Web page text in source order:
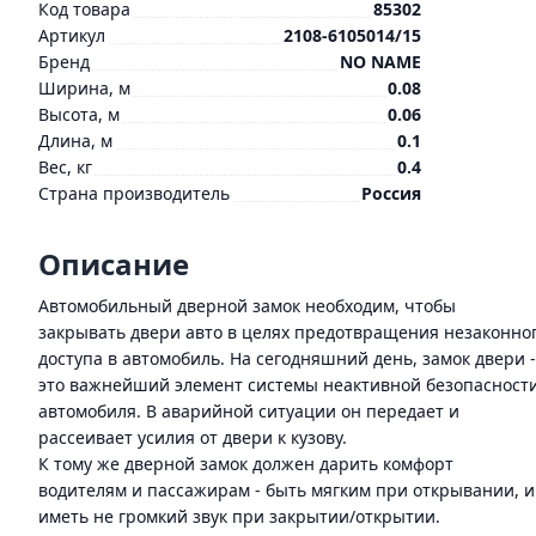
Код товара
85302
Артикул
2108-6105014/15
Бренд
NO NAME
Ширина, м
0.08
Высота, м
0.06
Длина, м
0.1
Вес, кг
0.4
Страна производитель
Россия
Описание
Автомобильный дверной замок необходим, чтобы
закрывать двери авто в целях предотвращения
доступа в автомобиль. На сегодняшний день, замок двери -
это важнейший элемент системы неактивной
автомобиля. В аварийной ситуации он передает и
рассеивает усилия от двери к кузову.
К тому же дверной замок должен дарить комфорт
водителям и пассажирам - быть мягким при открывании, и
иметь не громкий звук при закрытии/открытии.